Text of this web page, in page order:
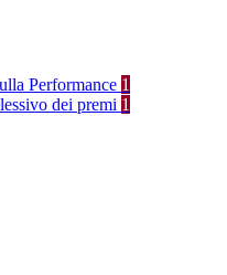
Performance 1
dei premi 1